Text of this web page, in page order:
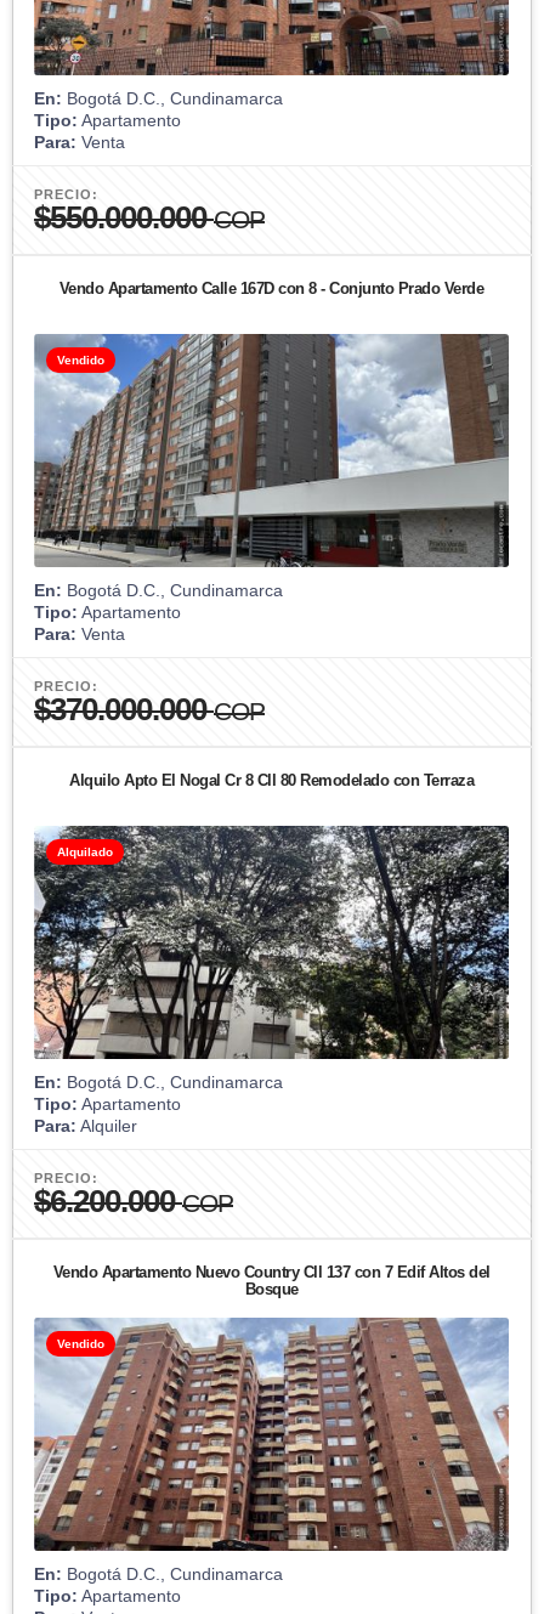
En: Bogotá D.C., Cundinamarca
Tipo: Apartamento
Para: Venta
PRECIO:
$550.000.000COP
Vendo Apartamento Calle 167D con 8 - Conjunto Prado Verde
Vendido
En: Bogotá D.C., Cundinamarca
Tipo: Apartamento
Para: Venta
PRECIO:
$370.000.000COP
Alquilo Apto El Nogal Cr 8 Cll 80 Remodelado con Terraza
Alquilado
En: Bogotá D.C., Cundinamarca
Tipo: Apartamento
Para: Alquiler
PRECIO:
$6.200.000COP
Vendo Apartamento Nuevo Country Cll 137 con 7 Edif Altos del
Bosque
Vendido
En: Bogotá D.C., Cundinamarca
Tipo: Apartamento